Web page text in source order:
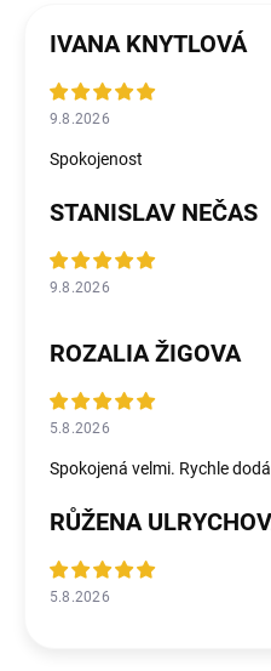
IVANA KNYTLOVÁ
9.8.2026
Spokojenost
STANISLAV NEČAS
9.8.2026
ROZALIA ŽIGOVA
5.8.2026
Spokojená velmi. Rychle
RŮŽENA
5.8.2026